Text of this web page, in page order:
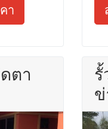
า
ตา
ข่